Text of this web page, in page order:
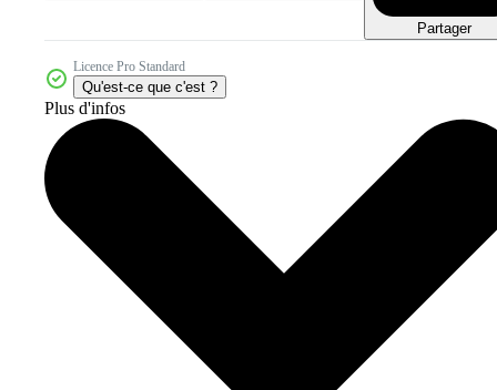
Partager
Licence Pro Standard
Qu'est-ce que c'est ?
Plus d'infos